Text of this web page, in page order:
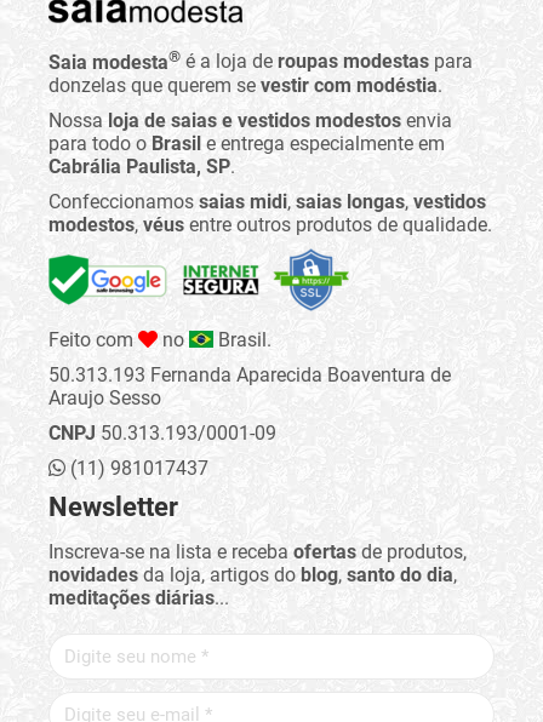
Saia modesta® é a loja de roupas modestas para
donzelas que querem se vestir com modéstia.
Nossa loja de saias e vestidos modestos envia
para todo o Brasil e entrega especialmente em
Cabrália Paulista, SP.
Confeccionamos saias midi, saias longas, vestidos
modestos, véus entre outros produtos de qualidade.
Feito com no
Brasil.
50.313.193 Fernanda Aparecida Boaventura de
Araujo Sesso
CNPJ 50.313.193/0001-09
(11) 981017437
Newsletter
Inscreva-se na lista e receba ofertas de produtos,
novidades da loja, artigos do blog, santo do dia,
meditações diárias...